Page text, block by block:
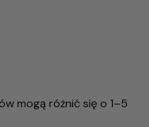
mogą różnić się o 1–5